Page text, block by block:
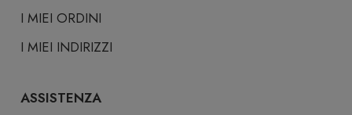
I MIEI ORDINI
I MIEI INDIRIZZI
ASSISTENZA